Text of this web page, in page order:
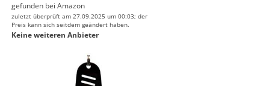
gefunden bei Amazon
zuletzt überprüft am 27.09.2025 um 00:03; der
Preis kann sich seitdem geändert haben.
Keine weiteren Anbieter